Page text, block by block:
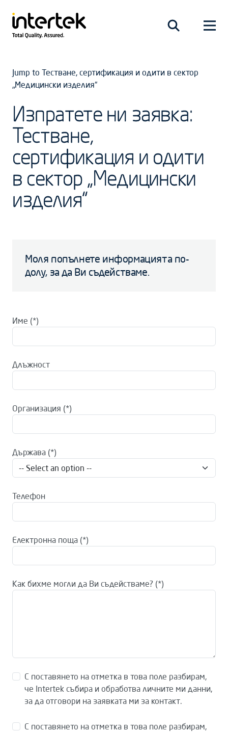
Jump to Тестване, сертификация и одити в сектор
„Медицински изделия“
Изпратете ни заявка:
Тестване,
сертификация и одити
в сектор „Медицински
изделия“
Моля попълнете информацията по-
долу, за да Ви съдействаме.
Име
Длъжност
Организация
Държава
Телефон
Електронна поща
Как бихме могли да Ви съдействаме?
С поставянето на отметка в това поле разбирам,
че Intertek събира и обработва личните ми данни,
за да отговори на заявката ми за контакт.
С поставянето на отметка в това поле разбирам,